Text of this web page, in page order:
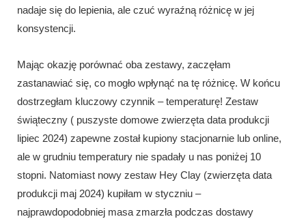
nadaje się do lepienia, ale czuć wyraźną różnicę w jej
konsystencji.
Mając okazję porównać oba zestawy, zaczęłam
zastanawiać się, co mogło wpłynąć na tę różnicę. W końcu
dostrzegłam kluczowy czynnik – temperaturę! Zestaw
świąteczny ( puszyste domowe zwierzęta data produkcji
lipiec 2024) zapewne został kupiony stacjonarnie lub online,
ale w grudniu temperatury nie spadały u nas poniżej 10
stopni. Natomiast nowy zestaw Hey Clay (zwierzęta data
produkcji maj 2024) kupiłam w styczniu –
najprawdopodobniej masa zmarzła podczas dostawy